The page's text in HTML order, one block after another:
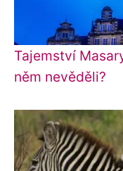
Tajemství
něm nevěděli?